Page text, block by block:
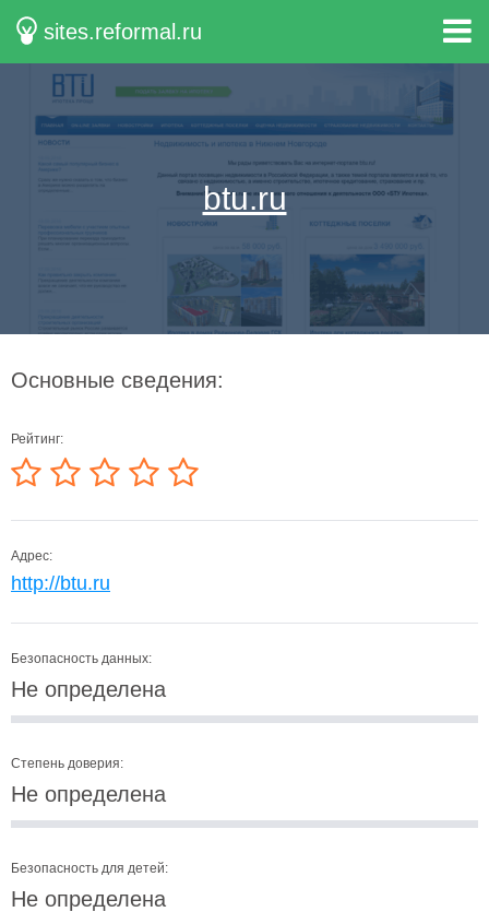
sites.reformal.ru
btu.ru
Основные сведения:
Рейтинг:
Адрес:
http://btu.ru
Безопасность данных:
Не определена
Степень доверия:
Не определена
Безопасность для детей:
Не определена